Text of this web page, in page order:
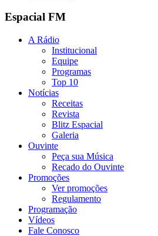
Espacial FM
A Rádio
Institucional
Equipe
Programas
Top 10
Notícias
Receitas
Revista
Blitz Espacial
Galeria
Ouvinte
Peça sua Música
Recado do Ouvinte
Promoções
Ver promoções
Regulamento
Programação
Vídeos
Fale Conosco